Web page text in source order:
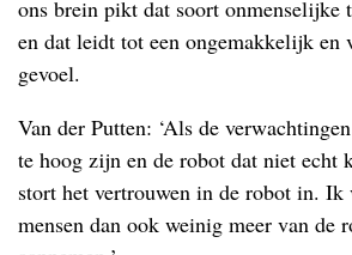
ons brein pikt dat soort onmenselijke
en dat leidt tot een ongemakkelijk en
gevoel.
Van der Putten: ‘Als de
te hoog zijn en de robot dat niet echt
stort het vertrouwen in de robot in. Ik
mensen dan ook weinig meer van de